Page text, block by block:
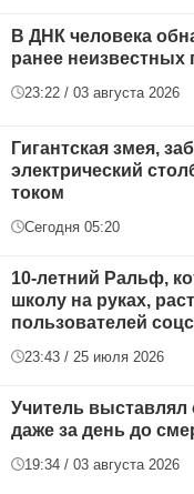
В ДНК человека
ранее неизвестных
23:22 / 03 августа 2026
Гигантская змея,
электрический
током
Сегодня 05:20
10-летний Ральф,
школу на руках,
пользователей
23:43 / 25 июля 2026
Учитель выставлял
даже за день до
19:34 / 03 августа 2026